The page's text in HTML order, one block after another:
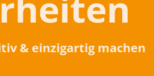
& einzigartig machen